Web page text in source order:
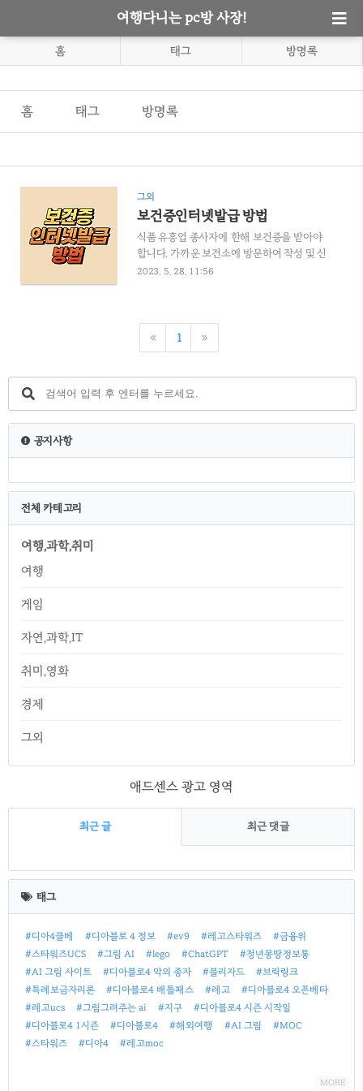
여행다니는 pc방 사장!
홈 태그 방명록
홈 태그 방명록
그외
보건증인터넷발급 방법
식품 유흥업 종사자에 한해 보건증을 받아야
합니다. 가까운 보건소에 방문하여 작성 및 신
분증 제시 후 검사를 실시하며, 결과 판정까지
아보겠습니다. e보건소에서 보건증 발급 방법
https://www.e-health.go.kr/ 홈페이지 접
릭 본인확인 간편인증 카카오톡이 가장 간단합
급 후 1년 유효기..
2023. 5. 28. 11:56
« 1 »
공지사항
전체 카테고리
여행,과학,취미
여행
게임
자연,과학,IT
취미,영화
경제
그외
애드센스 광고 영역
최근 글 최근 댓글
최
근
글
태그
#디아4클베 #디아블로 4 정보 #ev9 #레고스타워즈
#금융위
#스타워즈UCS
#그림 AI #lego #ChatGPT
#청년몽땅정보통
#AI 그림 사이트
#디아블로4 악의 종자 #블리자드
#브릭링크
#특례보금자리론
#디아블로4 배틀패스 #레고
#디아블로4 오픈베타
#레고ucs
#그림그려주는 ai #지구
#디아블로4 시즌 시작일
#디아블로4 1시즌
#디아블로4 #해외여행 #AI 그림
#MOC
#스타워즈
#디아4 #레고moc
MORE